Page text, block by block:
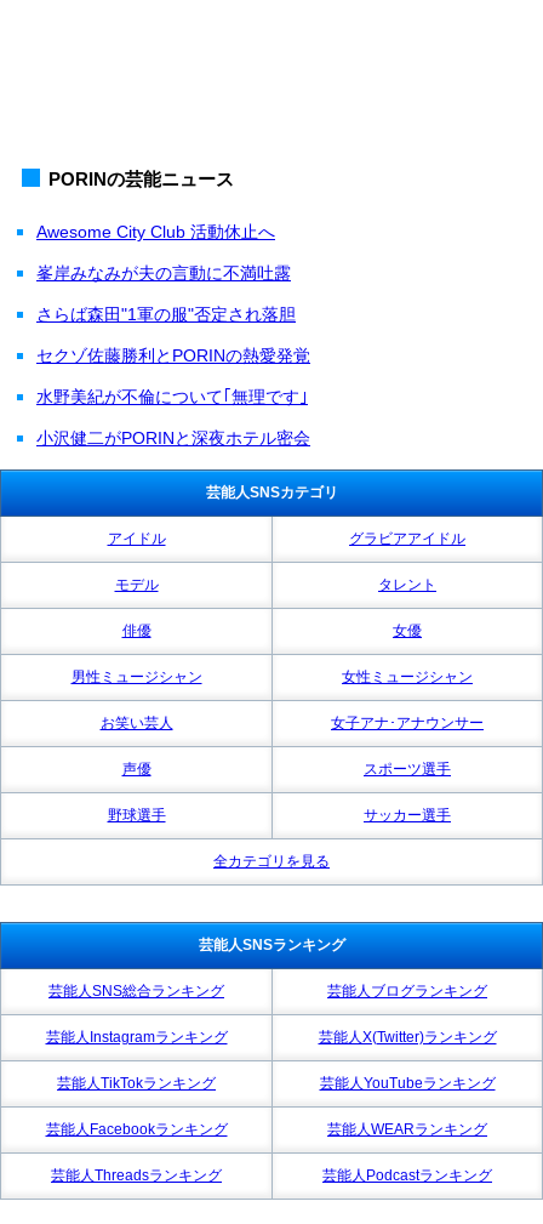
PORINの芸能ニュース
Awesome City Club 活動休止へ
峯岸みなみが夫の言動に不満吐露
さらば森田"1軍の服"否定され落胆
セクゾ佐藤勝利とPORINの熱愛発覚
水野美紀が不倫について｢無理です｣
小沢健二がPORINと深夜ホテル密会
芸能人SNSカテゴリ
アイドル グラビアアイドル
モデル タレント
俳優 女優
男性ミュージシャン 女性ミュージシャン
お笑い芸人 女子アナ･アナウンサー
声優 スポーツ選手
野球選手 サッカー選手
全カテゴリを見る
芸能人SNSランキング
芸能人SNS総合ランキング 芸能人ブログランキング
芸能人Instagramランキング 芸能人X(Twitter)ランキング
芸能人TikTokランキング 芸能人YouTubeランキング
芸能人Facebookランキング 芸能人WEARランキング
芸能人Threadsランキング 芸能人Podcastランキング